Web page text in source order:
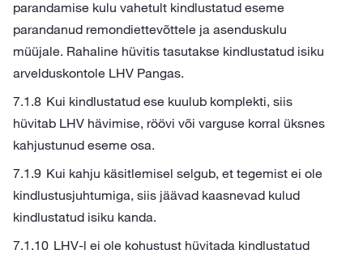
parandamise kulu vahetult kindlustatud eseme
parandanud remondiettevõttele ja asenduskulu
müüjale. Rahaline hüvitis tasutakse kindlustatud isiku
arvelduskontole LHV Pangas.
Kui kindlustatud ese kuulub komplekti, siis
hüvitab LHV hävimise, röövi või varguse korral üksnes
kahjustunud eseme osa.
Kui kahju käsitlemisel selgub, et tegemist ei ole
kindlustusjuhtumiga, siis jäävad kaasnevad kulud
kindlustatud isiku kanda.
LHV-l ei ole kohustust hüvitada kindlustatud